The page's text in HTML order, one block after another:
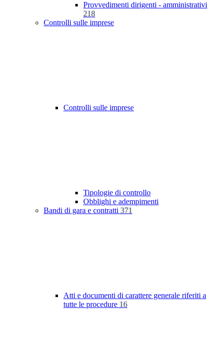
Provvedimenti dirigenti - amministrativi
218
Controlli sulle imprese
Controlli sulle imprese
Tipologie di controllo
Obblighi e adempimenti
Bandi di gara e contratti 371
Atti e documenti di carattere generale riferiti a
tutte le procedure 16